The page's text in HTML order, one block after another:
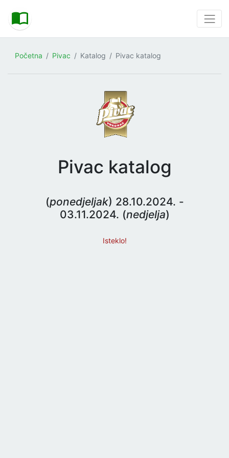
Početna Pivac Katalog Pivac katalog
Pivac katalog
(ponedjeljak) 28.10.2024. -
03.11.2024. (nedjelja)
Isteklo!